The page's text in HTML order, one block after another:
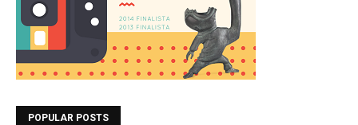
POPULAR POSTS